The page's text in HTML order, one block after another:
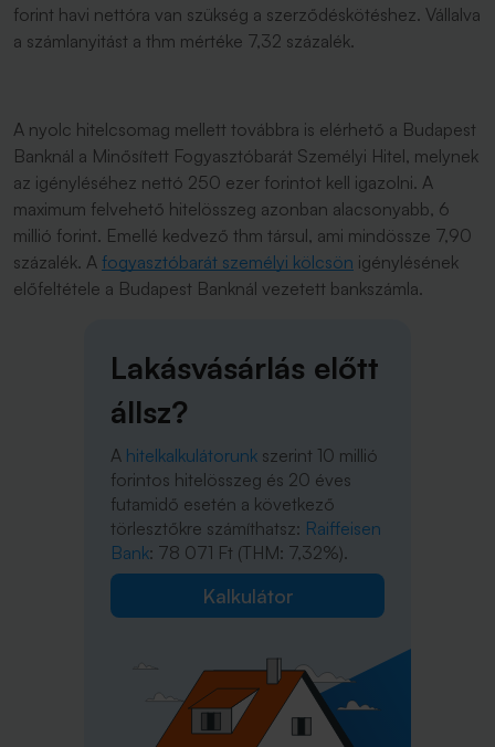
forint havi nettóra van szükség a szerződéskötéshez. Vállalva
a számlanyitást a thm mértéke 7,32 százalék.
A nyolc hitelcsomag mellett továbbra is elérhető a Budapest
Banknál a Minősített Fogyasztóbarát Személyi Hitel, melynek
az igényléséhez nettó 250 ezer forintot kell igazolni. A
maximum felvehető hitelösszeg azonban alacsonyabb, 6
millió forint. Emellé kedvező thm társul, ami mindössze 7,90
százalék. A fogyasztóbarát személyi kölcsön igénylésének
előfeltétele a Budapest Banknál vezetett bankszámla.
Lakásvásárlás előtt
állsz?
A hitelkalkulátorunk szerint 10 millió
forintos hitelösszeg és 20 éves
futamidő esetén a következő
törlesztőkre számíthatsz: Raiffeisen
Bank: 78 071 Ft (THM: 7,32%).
Kalkulátor